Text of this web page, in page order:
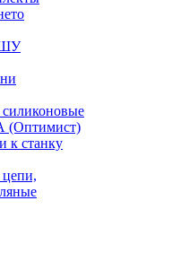
(Оптимист)
к станку
цепи,